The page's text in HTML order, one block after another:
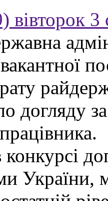
3
догляду
України,